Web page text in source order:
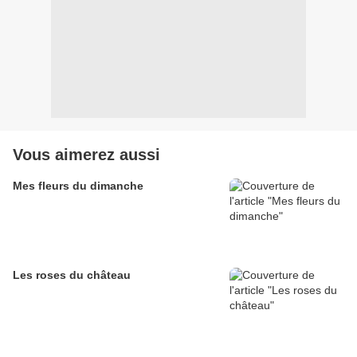
Vous aimerez aussi
Mes fleurs du dimanche
Les roses du château